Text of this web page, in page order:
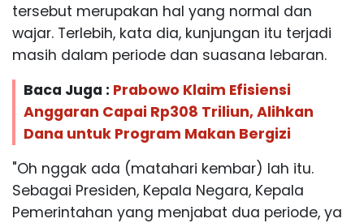
tersebut merupakan hal yang normal dan
wajar. Terlebih, kata dia, kunjungan itu terjadi
masih dalam periode dan suasana lebaran.
Baca Juga : Prabowo Klaim Efisiensi
Anggaran Capai Rp308 Triliun, Alihkan
Dana untuk Program Makan Bergizi
"Oh nggak ada (matahari kembar) lah itu.
Sebagai Presiden, Kepala Negara, Kepala
Pemerintahan yang menjabat dua periode, ya